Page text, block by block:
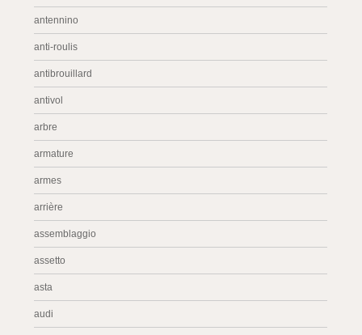
antennino
anti-roulis
antibrouillard
antivol
arbre
armature
armes
arrière
assemblaggio
assetto
asta
audi